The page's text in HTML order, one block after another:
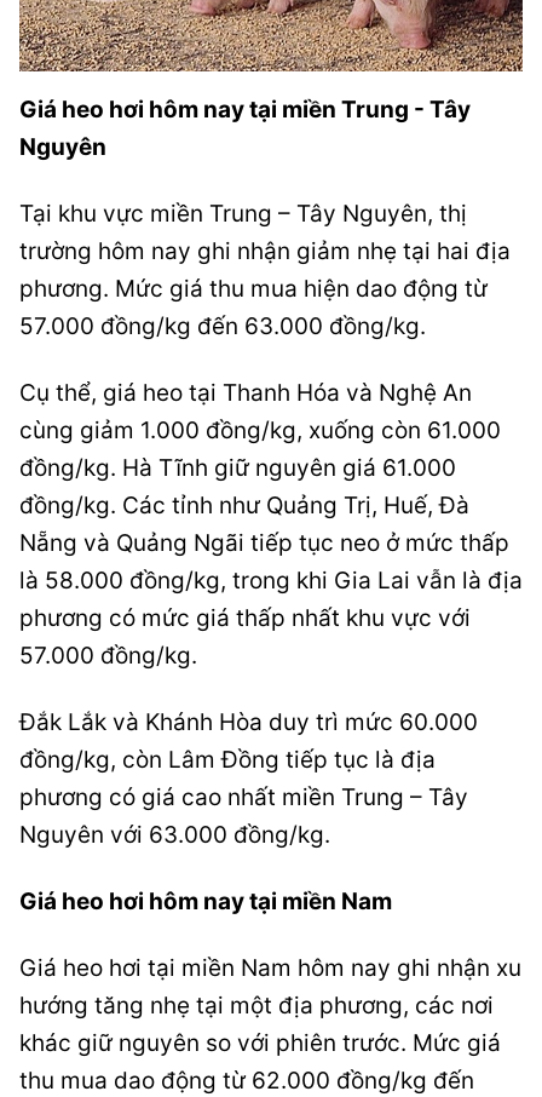
Giá heo hơi hôm nay tại miền Trung - Tây
Nguyên
Tại khu vực miền Trung – Tây Nguyên, thị
trường hôm nay ghi nhận giảm nhẹ tại hai địa
phương. Mức giá thu mua hiện dao động từ
57.000 đồng/kg đến 63.000 đồng/kg.
Cụ thể, giá heo tại Thanh Hóa và Nghệ An
cùng giảm 1.000 đồng/kg, xuống còn 61.000
đồng/kg. Hà Tĩnh giữ nguyên giá 61.000
đồng/kg. Các tỉnh như Quảng Trị, Huế, Đà
Nẵng và Quảng Ngãi tiếp tục neo ở mức thấp
là 58.000 đồng/kg, trong khi Gia Lai vẫn là địa
phương có mức giá thấp nhất khu vực với
57.000 đồng/kg.
Đắk Lắk và Khánh Hòa duy trì mức 60.000
đồng/kg, còn Lâm Đồng tiếp tục là địa
phương có giá cao nhất miền Trung – Tây
Nguyên với 63.000 đồng/kg.
Giá heo hơi hôm nay tại miền Nam
Giá heo hơi tại miền Nam hôm nay ghi nhận xu
hướng tăng nhẹ tại một địa phương, các nơi
khác giữ nguyên so với phiên trước. Mức giá
thu mua dao động từ 62.000 đồng/kg đến